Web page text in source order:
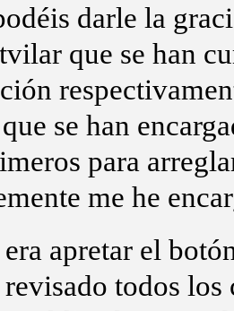
darle la
que se han
se han
para
me he
era apretar el
revisado todos